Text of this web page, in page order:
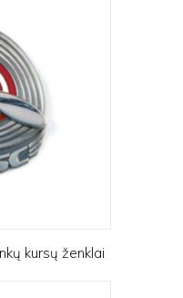
kursų ženklai